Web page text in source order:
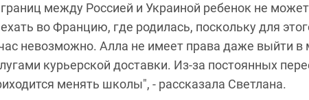
между Россией и Украиной ребенок не
во Францию, где родилась, поскольку для
невозможно. Алла не имеет права даже выйти в
курьерской доставки. Из-за постоянных
менять школы", - рассказала Светлана.